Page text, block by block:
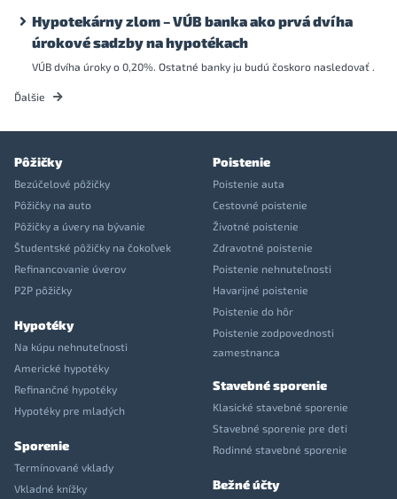
Hypotekárny zlom – VÚB banka ako prvá dvíha
úrokové sadzby na hypotékach
VÚB dvíha úroky o 0,20%. Ostatné banky ju budú čoskoro nasledovať .
Ďalšie
Pôžičky
Bezúčelové pôžičky
Pôžičky na auto
Pôžičky a úvery na bývanie
Študentské pôžičky na čokoľvek
Refinancovanie úverov
P2P pôžičky
Hypotéky
Na kúpu nehnuteľnosti
Americké hypotéky
Refinančné hypotéky
Hypotéky pre mladých
Sporenie
Termínované vklady
Vkladné knížky
Poistenie
Poistenie auta
Cestovné poistenie
Životné poistenie
Zdravotné poistenie
Poistenie nehnuteľnosti
Havarijné poistenie
Poistenie do hôr
Poistenie zodpovednosti
zamestnanca
Stavebné sporenie
Klasické stavebné sporenie
Stavebné sporenie pre deti
Rodinné stavebné sporenie
Bežné účty